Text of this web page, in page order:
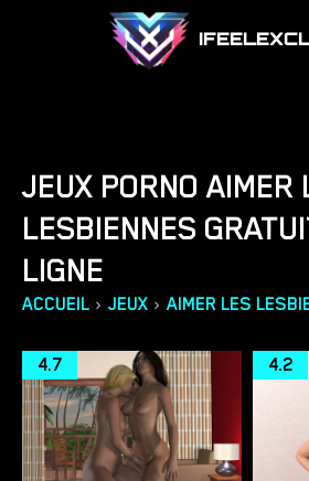
JEUX PORNO AIMER
LESBIENNES
LIGNE
ACCUEIL › JEUX › AIMER LES
4.7 4.2